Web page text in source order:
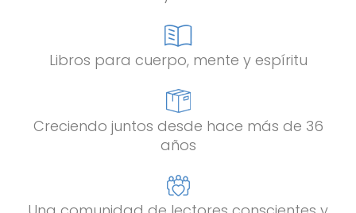
Libros para cuerpo, mente y espíritu
Creciendo juntos desde hace más de 36
años